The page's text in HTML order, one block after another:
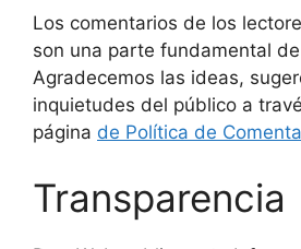
Los comentarios de los
son una parte fundamental
Agradecemos las ideas,
inquietudes del público a
página de Política de
Transparencia